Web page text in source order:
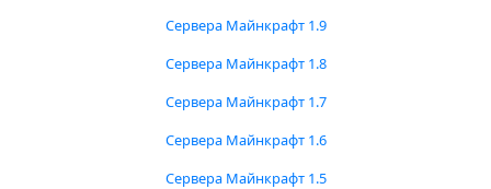
Сервера Майнкрафт 1.9
Сервера Майнкрафт 1.8
Сервера Майнкрафт 1.7
Сервера Майнкрафт 1.6
Сервера Майнкрафт 1.5